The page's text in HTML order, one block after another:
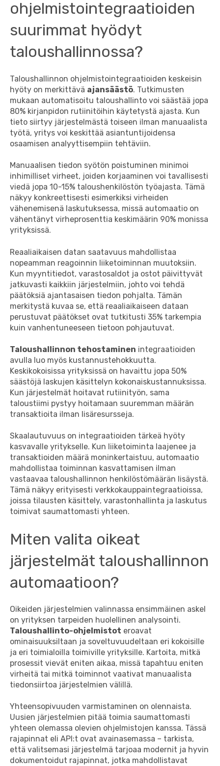
ohjelmistointegraatioiden
suurimmat hyödyt
taloushallinnossa?
Taloushallinnon ohjelmistointegraatioiden keskeisin
hyöty on merkittävä ajansäästö. Tutkimusten
mukaan automatisoitu taloushallinto voi säästää jopa
80% kirjanpidon rutiinitöihin käytetystä ajasta. Kun
tieto siirtyy järjestelmästä toiseen ilman manuaalista
työtä, yritys voi keskittää asiantuntijoidensa
osaamisen analyyttisempiin tehtäviin.
Manuaalisen tiedon syötön poistuminen minimoi
inhimilliset virheet, joiden korjaaminen voi tavallisesti
viedä jopa 10-15% taloushenkilöstön työajasta. Tämä
näkyy konkreettisesti esimerkiksi virheiden
vähenemisenä laskutuksessa, missä automaatio on
vähentänyt virheprosenttia keskimäärin 90% monissa
yrityksissä.
Reaaliaikaisen datan saatavuus mahdollistaa
nopeamman reagoinnin liiketoiminnan muutoksiin.
Kun myyntitiedot, varastosaldot ja ostot päivittyvät
jatkuvasti kaikkiin järjestelmiin, johto voi tehdä
päätöksiä ajantasaisen tiedon pohjalta. Tämän
merkitystä kuvaa se, että reaaliaikaiseen dataan
perustuvat päätökset ovat tutkitusti 35% tarkempia
kuin vanhentuneeseen tietoon pohjautuvat.
Taloushallinnon tehostaminen integraatioiden
avulla luo myös kustannustehokkuutta.
Keskikokoisissa yrityksissä on havaittu jopa 50%
säästöjä laskujen käsittelyn kokonaiskustannuksissa.
Kun järjestelmät hoitavat rutiinityön, sama
taloustiimi pystyy hoitamaan suuremman määrän
transaktioita ilman lisäresursseja.
Skaalautuvuus on integraatioiden tärkeä hyöty
kasvavalle yritykselle. Kun liiketoiminta laajenee ja
transaktioiden määrä moninkertaistuu, automaatio
mahdollistaa toiminnan kasvattamisen ilman
vastaavaa taloushallinnon henkilöstömäärän lisäystä.
Tämä näkyy erityisesti verkkokauppaintegraatioissa,
joissa tilausten käsittely, varastonhallinta ja laskutus
toimivat saumattomasti yhteen.
Miten valita oikeat
järjestelmät taloushallinnon
automaatioon?
Oikeiden järjestelmien valinnassa ensimmäinen askel
on yrityksen tarpeiden huolellinen analysointi.
Taloushallinto-ohjelmistot eroavat
ominaisuuksiltaan ja soveltuvuudeltaan eri kokoisille
ja eri toimialoilla toimiville yrityksille. Kartoita, mitkä
prosessit vievät eniten aikaa, missä tapahtuu eniten
virheitä tai mitkä toiminnot vaativat manuaalista
tiedonsiirtoa järjestelmien välillä.
Yhteensopivuuden varmistaminen on olennaista.
Uusien järjestelmien pitää toimia saumattomasti
yhteen olemassa olevien ohjelmistojen kanssa. Tässä
rajapinnat eli API:t ovat avainasemassa – tarkista,
että valitsemasi järjestelmä tarjoaa modernit ja hyvin
dokumentoidut rajapinnat, jotka mahdollistavat